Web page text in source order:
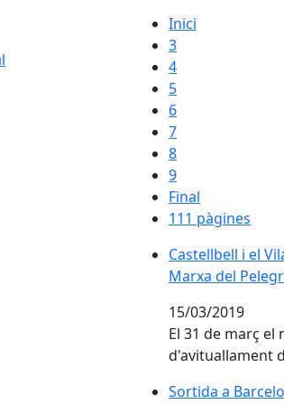
Inici
3
4
5
6
7
8
9
Final
111 pàgines
Castellbell i el
Castellbell i el
Marxa del
15/03/2019
El 31 de març
d'avituallament
Sortida a
Sortida a